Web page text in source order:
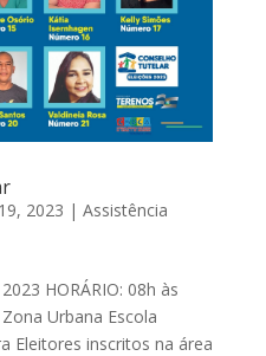
2023 | Assistência
HORÁRIO: 08h às
Zona Urbana Escola
Eleitores inscritos na área